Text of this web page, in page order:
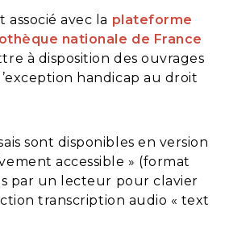
associé avec la plateforme
nationale de France
à disposition des ouvrages
handicap au droit
sont disponibles en version
accessible » (format
par un lecteur pour clavier
transcription audio « text